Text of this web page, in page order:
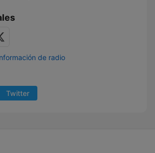
de radio
Twitter